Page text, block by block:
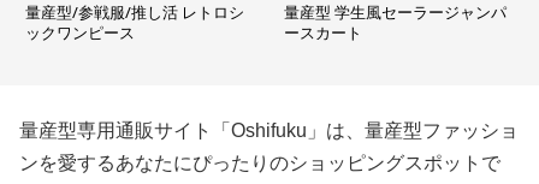
量産型/参戦服/推し活 レトロシ
ックワンピース
量産型 学生風セーラージャンパ
ースカート
量産型専用通販サイト「Oshifuku」は、量産型ファッショ
ンを愛するあなたにぴったりのショッピングスポットで